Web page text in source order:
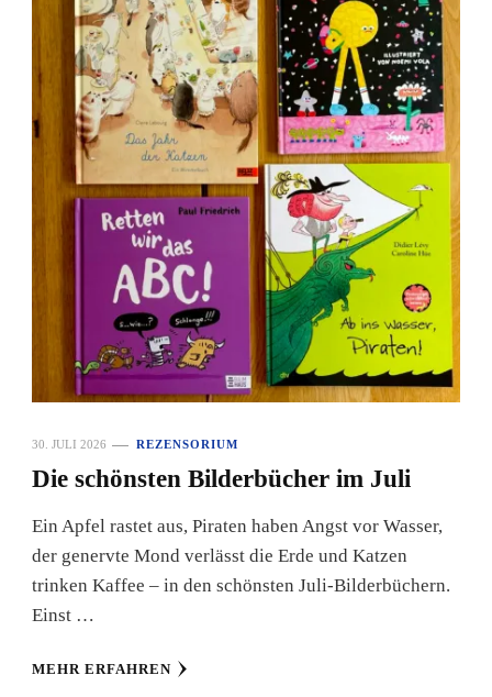
30. JULI 2026 REZENSORIUM
Die schönsten Bilderbücher im Juli
Ein Apfel rastet aus, Piraten haben Angst vor Wasser,
der genervte Mond verlässt die Erde und Katzen
trinken Kaffee – in den schönsten Juli-Bilderbüchern.
Einst …
MEHR ERFAHREN